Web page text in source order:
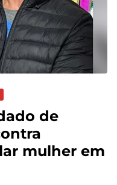
de
mulher em